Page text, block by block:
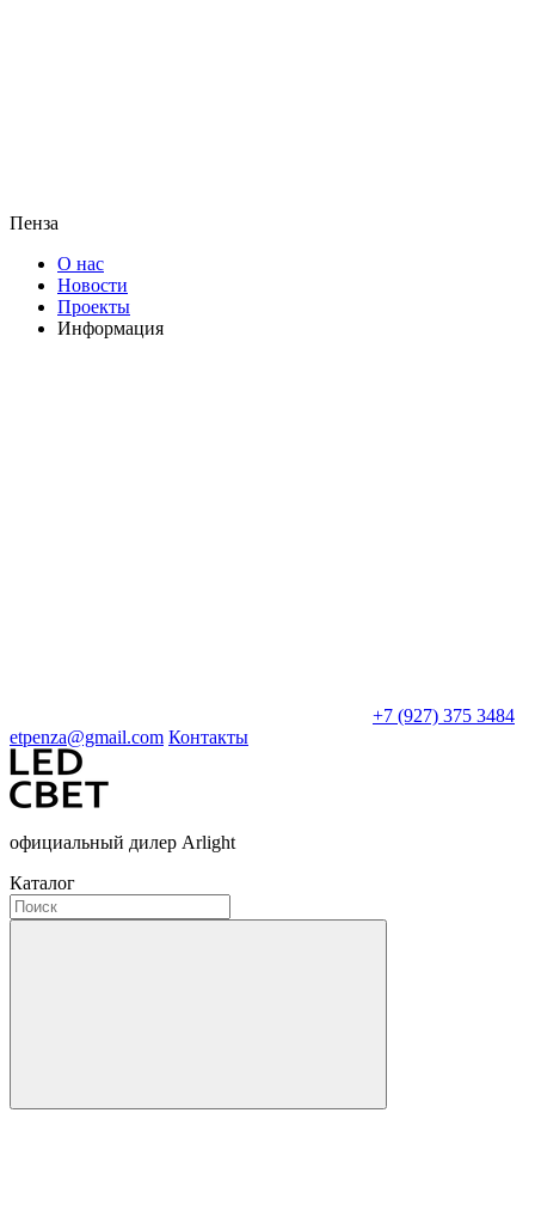
Пенза
О нас
Новости
Проекты
Информация
+7 (927) 375 3484
etpenza@gmail.com Контакты
официальный дилер Arlight
Каталог